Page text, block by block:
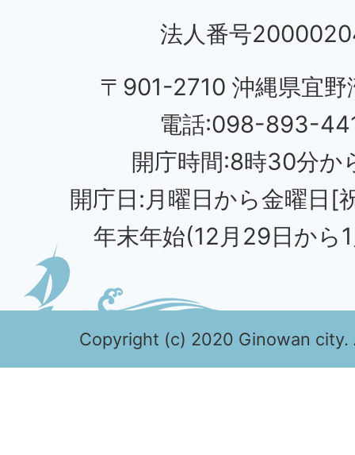
法人番号
〒901-2710 沖縄県宜野
電話:098-893-
開庁時間:8時30分か
開庁日:月曜日から金曜日[
年末年始(12月29日から
Copyright (c) 2020 Ginowan city.